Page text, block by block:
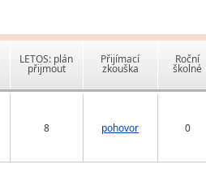
LETOS: plán
přijmout
Přijímací
zkouška
Roční
školné
8 pohovor 0